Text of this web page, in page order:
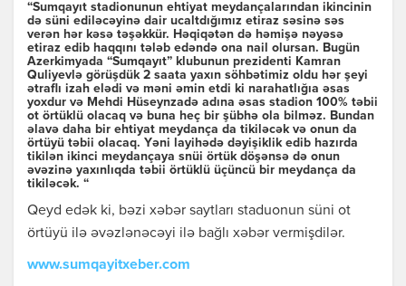
“Sumqayıt stadionunun ehtiyat meydançalarından ikincinin
də süni ediləcəyinə dair ucaltdığımız etiraz səsinə səs
verən hər kəsə təşəkkür. Həqiqətən də həmişə nəyəsə
etiraz edib haqqını tələb edəndə ona nail olursan. Bugün
Azerkimyada “Sumqayıt” klubunun prezidenti Kamran
Quliyevlə görüşdük 2 saata yaxın söhbətimiz oldu hər şeyi
ətraflı izah elədi və məni əmin etdi ki narahatlığıa əsas
yoxdur və Mehdi Hüseynzadə adına əsas stadion 100% təbii
ot örtüklü olacaq və buna heç bir şübhə ola bilməz. Bundan
əlavə daha bir ehtiyat meydança da tikiləcək və onun da
örtüyü təbii olacaq. Yəni layihədə dəyişiklik edib hazırda
tikilən ikinci meydançaya snüi örtük döşənsə də onun
əvəzinə yaxınlıqda təbii örtüklü üçüncü bir meydança da
tikiləcək. “
Qeyd edək ki, bəzi xəbər saytları staduonun süni ot
örtüyü ilə əvəzlənəcəyi ilə bağlı xəbər vermişdilər.
www.sumqayitxeber.com